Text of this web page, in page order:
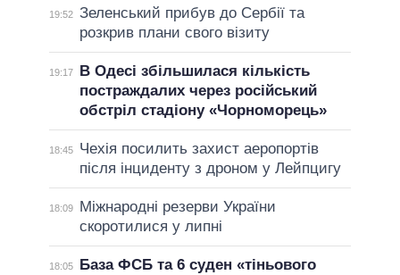
19:52 Зеленський прибув до Сербії та
розкрив плани свого візиту
19:17
В Одесі збільшилася кількість
постраждалих через російський
обстріл стадіону «Чорноморець»
18:45
Чехія посилить захист аеропортів
після інциденту з дроном у Лейпцигу
18:09
Міжнародні резерви України
скоротилися у липні
18:05
База ФСБ та 6 суден «тіньового